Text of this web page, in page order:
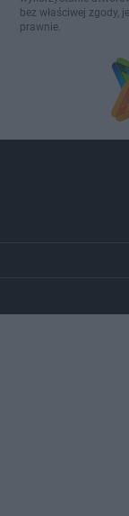
bez właściwej zgody,
prawnie.